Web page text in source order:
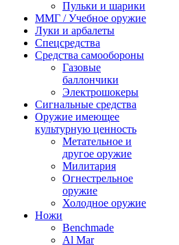
Пульки и шарики
ММГ / Учебное оружие
Луки и арбалеты
Спецсредства
Средства самообороны
Газовые
баллончики
Электрошокеры
Сигнальные средства
Оружие имеющее
культурную ценность
Метательное и
другое оружие
Милитария
Огнестрельное
оружие
Холодное оружие
Ножи
Benchmade
Al Mar